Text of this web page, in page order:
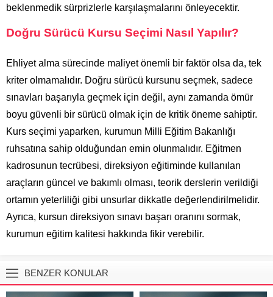
beklenmedik sürprizlerle karşılaşmalarını önleyecektir.
Doğru Sürücü Kursu Seçimi Nasıl Yapılır?
Ehliyet alma sürecinde maliyet önemli bir faktör olsa da, tek
kriter olmamalıdır. Doğru sürücü kursunu seçmek, sadece
sınavları başarıyla geçmek için değil, aynı zamanda ömür
boyu güvenli bir sürücü olmak için de kritik öneme sahiptir.
Kurs seçimi yaparken, kurumun Milli Eğitim Bakanlığı
ruhsatına sahip olduğundan emin olunmalıdır. Eğitmen
kadrosunun tecrübesi, direksiyon eğitiminde kullanılan
araçların güncel ve bakımlı olması, teorik derslerin verildiği
ortamın yeterliliği gibi unsurlar dikkatle değerlendirilmelidir.
Ayrıca, kursun direksiyon sınavı başarı oranını sormak,
kurumun eğitim kalitesi hakkında fikir verebilir.
BENZER KONULAR